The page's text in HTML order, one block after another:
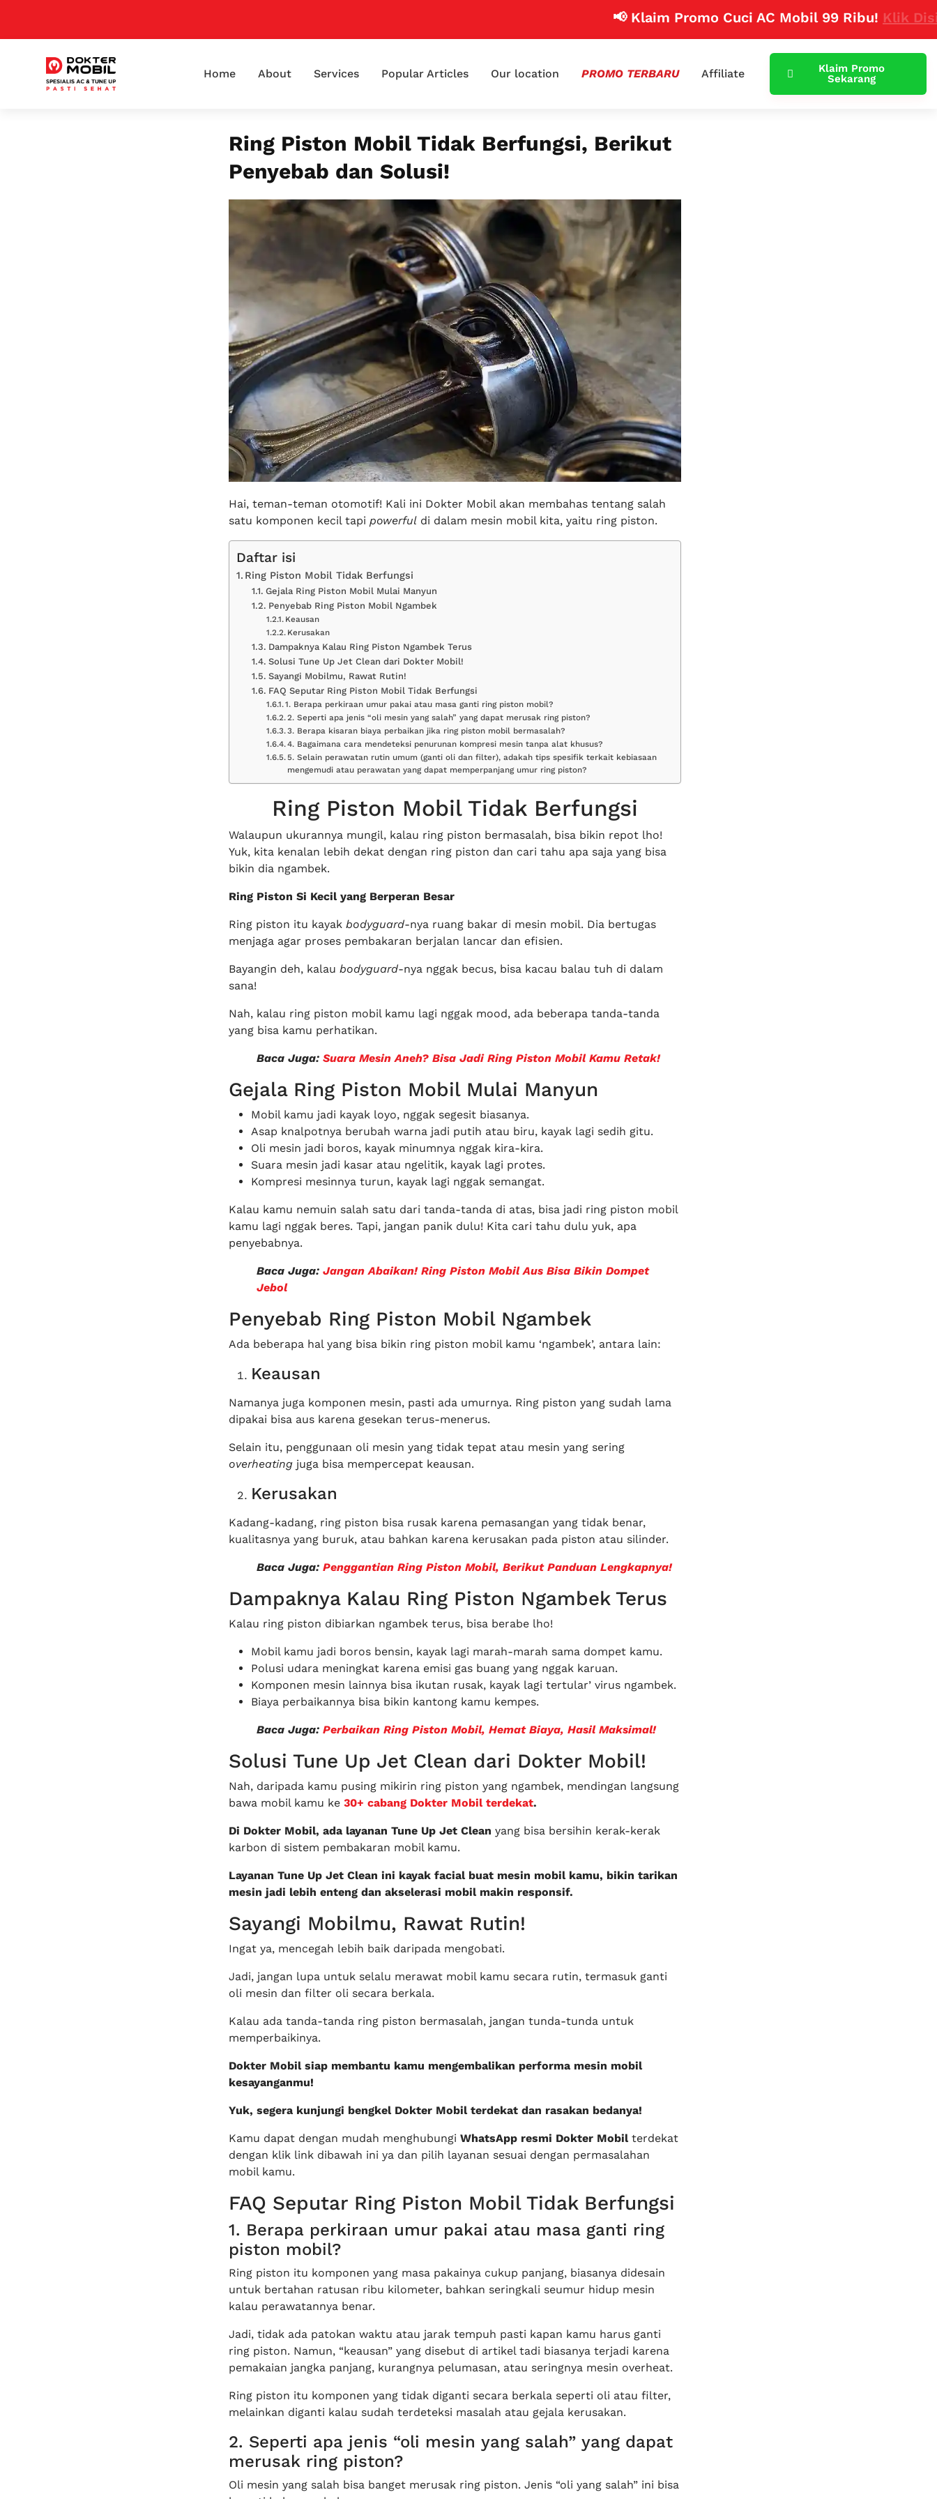
📢 Klaim Promo Cuci AC Mobil 99 Ribu!Klik Disini
Home About Services Popular Articles Our location PROMO TERBARU Affiliate
Klaim Promo
Sekarang
Ring Piston Mobil Tidak Berfungsi, Berikut
Penyebab dan Solusi!
Hai, teman-teman otomotif! Kali ini Dokter Mobil akan membahas tentang salah
satu komponen kecil tapi powerfuldi dalam mesin mobil kita, yaitu ring piston.
Daftar isi
Ring Piston Mobil Tidak Berfungsi
Gejala Ring Piston Mobil Mulai Manyun
Penyebab Ring Piston Mobil Ngambek
Keausan
Kerusakan
Dampaknya Kalau Ring Piston Ngambek Terus
Solusi Tune Up Jet Clean dari Dokter Mobil!
Sayangi Mobilmu, Rawat Rutin!
FAQ Seputar Ring Piston Mobil Tidak Berfungsi
1. Berapa perkiraan umur pakai atau masa ganti ring piston mobil?
2. Seperti apa jenis “oli mesin yang salah” yang dapat merusak ring piston?
3. Berapa kisaran biaya perbaikan jika ring piston mobil bermasalah?
4. Bagaimana cara mendeteksi penurunan kompresi mesin tanpa alat khusus?
5. Selain perawatan rutin umum (ganti oli dan filter), adakah tips spesifik terkait kebiasaan
mengemudi atau perawatan yang dapat memperpanjang umur ring piston?
Ring Piston Mobil Tidak Berfungsi
Walaupun ukurannya mungil, kalau ring piston bermasalah, bisa bikin repot lho!
Yuk, kita kenalan lebih dekat dengan ring piston dan cari tahu apa saja yang bisa
bikin dia ngambek.
Ring Piston Si Kecil yang Berperan Besar
Ring piston itu kayak bodyguard-nya ruang bakar di mesin mobil. Dia bertugas
menjaga agar proses pembakaran berjalan lancar dan efisien.
Bayangin deh, kalau bodyguard-nya nggak becus, bisa kacau balau tuh di dalam
sana!
Nah, kalau ring piston mobil kamu lagi nggak mood, ada beberapa tanda-tanda
yang bisa kamu perhatikan.
Baca Juga: Suara Mesin Aneh? Bisa Jadi Ring Piston Mobil Kamu Retak!
Gejala Ring Piston Mobil Mulai Manyun
Mobil kamu jadi kayak loyo, nggak segesit biasanya.
Asap knalpotnya berubah warna jadi putih atau biru, kayak lagi sedih gitu.
Oli mesin jadi boros, kayak minumnya nggak kira-kira.
Suara mesin jadi kasar atau ngelitik, kayak lagi protes.
Kompresi mesinnya turun, kayak lagi nggak semangat.
Kalau kamu nemuin salah satu dari tanda-tanda di atas, bisa jadi ring piston mobil
kamu lagi nggak beres. Tapi, jangan panik dulu! Kita cari tahu dulu yuk, apa
penyebabnya.
Baca Juga: Jangan Abaikan! Ring Piston Mobil Aus Bisa Bikin Dompet
Jebol
Penyebab Ring Piston Mobil Ngambek
Ada beberapa hal yang bisa bikin ring piston mobil kamu ‘ngambek’, antara lain:
Keausan
Namanya juga komponen mesin, pasti ada umurnya. Ring piston yang sudah lama
dipakai bisa aus karena gesekan terus-menerus.
Selain itu, penggunaan oli mesin yang tidak tepat atau mesin yang sering
overheatingjuga bisa mempercepat keausan.
Kerusakan
Kadang-kadang, ring piston bisa rusak karena pemasangan yang tidak benar,
kualitasnya yang buruk, atau bahkan karena kerusakan pada piston atau silinder.
Baca Juga: Penggantian Ring Piston Mobil, Berikut Panduan Lengkapnya!
Dampaknya Kalau Ring Piston Ngambek Terus
Kalau ring piston dibiarkan ngambek terus, bisa berabe lho!
Mobil kamu jadi boros bensin, kayak lagi marah-marah sama dompet kamu.
Polusi udara meningkat karena emisi gas buang yang nggak karuan.
Komponen mesin lainnya bisa ikutan rusak, kayak lagi tertular’ virus ngambek.
Biaya perbaikannya bisa bikin kantong kamu kempes.
Baca Juga: Perbaikan Ring Piston Mobil, Hemat Biaya, Hasil Maksimal!
Solusi Tune Up Jet Clean dari Dokter Mobil!
Nah, daripada kamu pusing mikirin ring piston yang ngambek, mendingan langsung
bawa mobil kamu ke 30+ cabang Dokter Mobil terdekat.
Di Dokter Mobil, ada layanan Tune Up Jet Clean yang bisa bersihin kerak-kerak
karbon di sistem pembakaran mobil kamu.
Layanan Tune Up Jet Clean ini kayak facial buat mesin mobil kamu, bikin tarikan
mesin jadi lebih enteng dan akselerasi mobil makin responsif.
Sayangi Mobilmu, Rawat Rutin!
Ingat ya, mencegah lebih baik daripada mengobati.
Jadi, jangan lupa untuk selalu merawat mobil kamu secara rutin, termasuk ganti
oli mesin dan filter oli secara berkala.
Kalau ada tanda-tanda ring piston bermasalah, jangan tunda-tunda untuk
memperbaikinya.
Dokter Mobil siap membantu kamu mengembalikan performa mesin mobil
kesayanganmu!
Yuk, segera kunjungi bengkel Dokter Mobil terdekat dan rasakan bedanya!
Kamu dapat dengan mudah menghubungi WhatsApp resmi Dokter Mobilterdekat
dengan klik link dibawah ini ya dan pilih layanan sesuai dengan permasalahan
mobil kamu.
FAQ Seputar Ring Piston Mobil Tidak Berfungsi
1. Berapa perkiraan umur pakai atau masa ganti ring
piston mobil?
Ring piston itu komponen yang masa pakainya cukup panjang, biasanya didesain
untuk bertahan ratusan ribu kilometer, bahkan seringkali seumur hidup mesin
kalau perawatannya benar.
Jadi, tidak ada patokan waktu atau jarak tempuh pasti kapan kamu harus ganti
ring piston. Namun, “keausan” yang disebut di artikel tadi biasanya terjadi karena
pemakaian jangka panjang, kurangnya pelumasan, atau seringnya mesin overheat.
Ring piston itu komponen yang tidak diganti secara berkala seperti oli atau filter,
melainkan diganti kalau sudah terdeteksi masalah atau gejala kerusakan.
2. Seperti apa jenis “oli mesin yang salah” yang dapat
merusak ring piston?
Oli mesin yang salah bisa banget merusak ring piston. Jenis “oli yang salah” ini bisa